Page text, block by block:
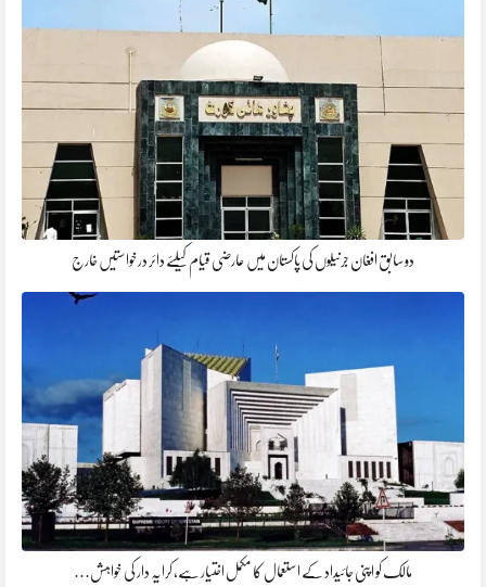
دو سابق افغان جرنیلوں کی پاکستان میں عارضی قیام کیلئے دائر درخواستیں خارج
مالک کو اپنی جائیداد کے استعمال کا مکمل اختیار ہے، کرایہ دار کی خواہش…